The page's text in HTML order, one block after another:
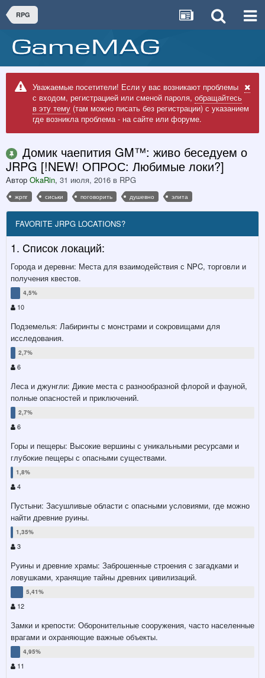
RPG
Уважаемые посетители! Если у вас возникают проблемы
с входом, регистрацией или сменой пароля, обращайтесь
в эту тему (там можно писать без регистрации) с указанием
где возникла проблема - на сайте или форуме.
Домик чаепития GM™: живо беседуем о
JRPG [!NEW! ОПРОС: Любимые локи?]
Автор OkaRin, 31 июля, 2016 в RPG
жрпг сиськи поговорить душевно элита
FAVORITE JRPG LOCATIONS?
1. Cписок локаций:
Города и деревни: Места для взаимодействия с NPC, торговли и
получения квестов.
10
Подземелья: Лабиринты с монстрами и сокровищами для
исследования.
6
Леса и джунгли: Дикие места с разнообразной флорой и фауной,
полные опасностей и приключений.
6
Горы и пещеры: Высокие вершины с уникальными ресурсами и
глубокие пещеры с опасными существами.
4
Пустыни: Засушливые области с опасными условиями, где можно
найти древние руины.
3
Руины и древние храмы: Заброшенные строения с загадками и
ловушками, хранящие тайны древних цивилизаций.
12
Замки и крепости: Оборонительные сооружения, часто населенные
врагами и охраняющие важные объекты.
11